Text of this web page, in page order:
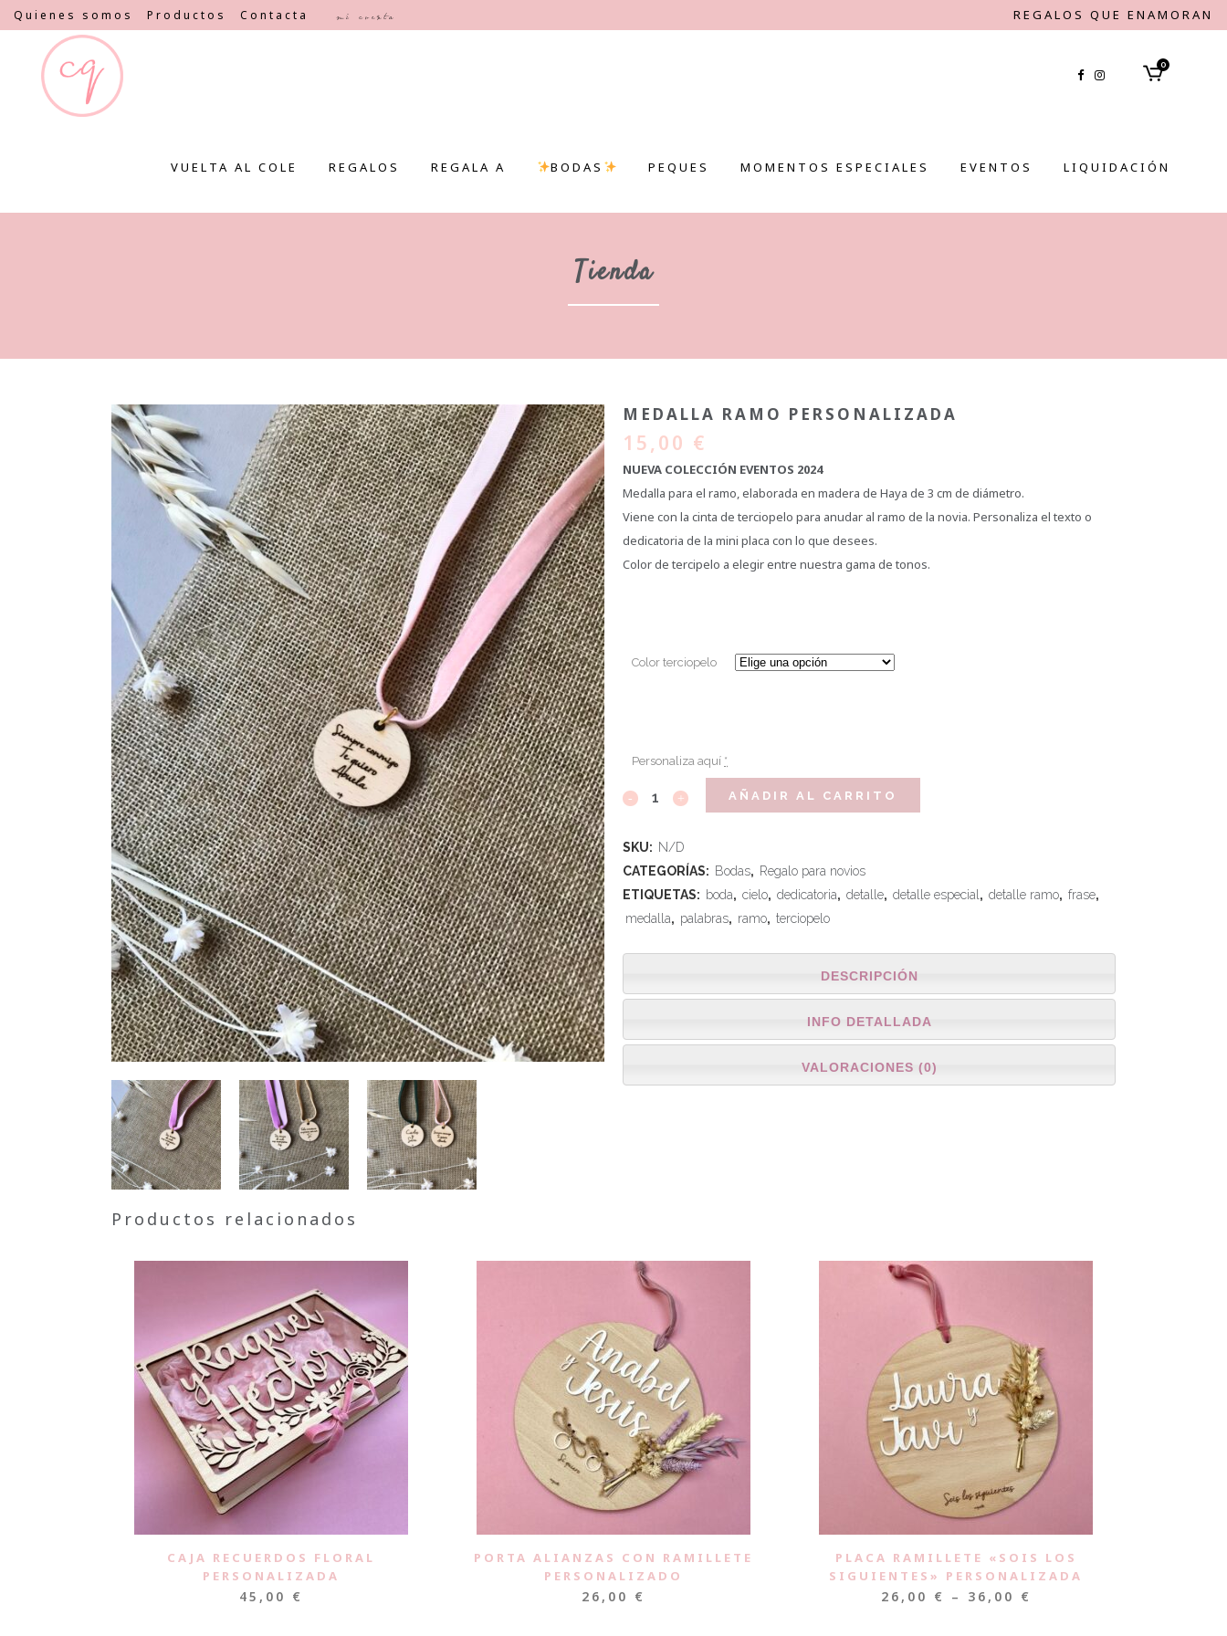
Quienes somos Productos Contacta Mi cuenta REGALOS QUE ENAMORAN
0
VUELTA AL COLE REGALOS REGALA A BODAS PEQUES MOMENTOS ESPECIALES EVENTOS LIQUIDACIÓN
Tienda
MEDALLA RAMO PERSONALIZADA
15,00 €
NUEVA COLECCIÓN EVENTOS 2024
Medalla para el ramo, elaborada en madera de Haya de 3 cm de diámetro.
Viene con la cinta de terciopelo para anudar al ramo de la novia. Personaliza el texto o
dedicatoria de la mini placa con lo que desees.
Color de tercipelo a elegir entre nuestra gama de tonos.
Color terciopelo
Personaliza aquí *
AÑADIR AL CARRITO
SKU: N/D
CATEGORÍAS: Bodas, Regalo para novios
ETIQUETAS: boda, cielo, dedicatoria, detalle, detalle especial , detalle ramo, frase,
medalla, palabras, ramo, terciopelo
DESCRIPCIÓN
INFO DETALLADA
VALORACIONES (0)
Productos relacionados
CAJA RECUERDOS FLORAL
PERSONALIZADA
45,00 €
PORTA ALIANZAS CON RAMILLETE
PERSONALIZADO
26,00 €
PLACA RAMILLETE «SOIS LOS
SIGUIENTES» PERSONALIZADA
26,00 € – 36,00 €